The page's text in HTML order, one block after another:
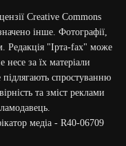
Creative Commons
інше. Фотографії,
Редакція "Ірта-fax" може
несе за їх матеріали
підлягають спростуванню
та зміст реклами
медіа - R40-06709